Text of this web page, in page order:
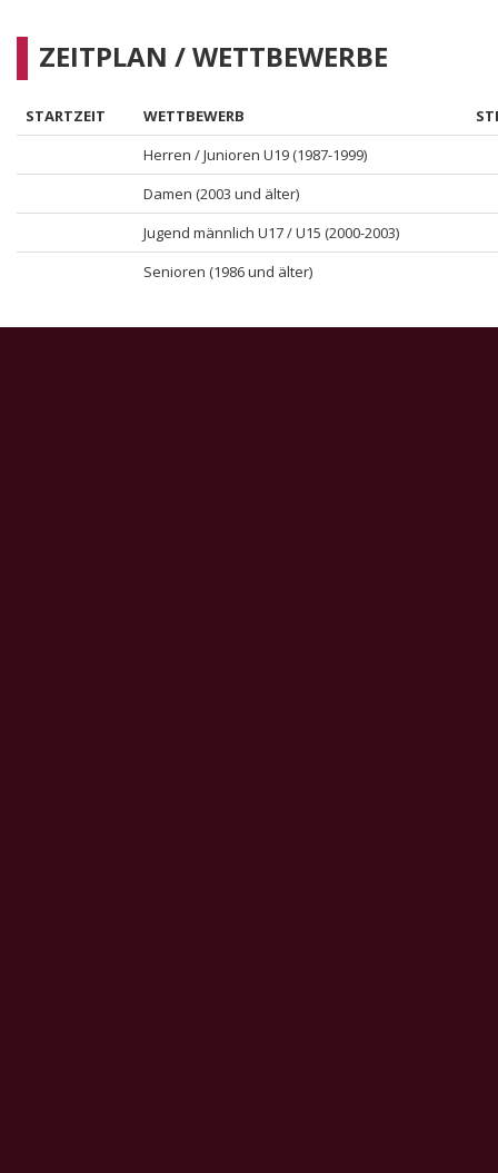
ZEITPLAN / WETTBEWERBE
STARTZEIT WETTBEWERB
Herren / Junioren U19 (1987-1999)
Damen (2003 und älter)
Jugend männlich U17 / U15 (2000-2003)
Senioren (1986 und älter)